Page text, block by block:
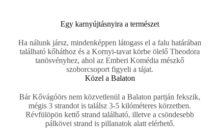
Egy karnyújtásnyira a természet
Ha nálunk jársz, mindenképpen látogass el a falu határában
található kőháthoz és a Kornyi-tavat körbe ölelő Theodora
tanösvényhez, ahol az Emberi Komédia mészkő
szoborcsoport figyeli a tájat.
Közel a Balaton
Bár Kővágóörs nem közvetlenül a Balaton partján fekszik,
mégis 3 strandot is találsz 3-5 kilóméteres körzetben.
Révfülöpön kettő strand található, illetve a csöndesebb
pálkövei strand is pillanatok alatt elérhető.